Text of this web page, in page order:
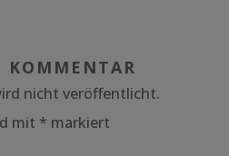
KOMMENTAR
nicht veröffentlicht.
mit * markiert